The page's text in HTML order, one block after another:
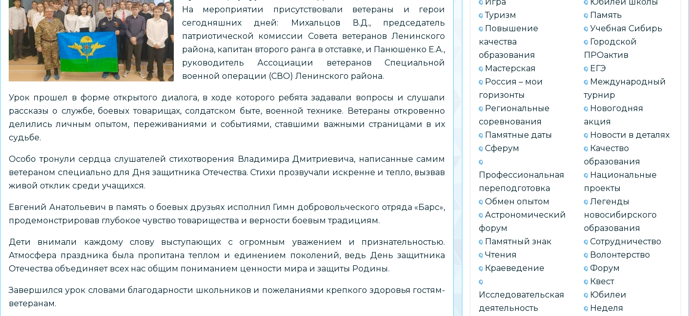
На мероприятии присутствовали ветераны и герои
сегодняшних дней: Михальцов В.Д., председатель
патриотической комиссии Совета ветеранов Ленинского
района, капитан второго ранга в отставке, и Панюшенко Е.А.,
руководитель Ассоциации ветеранов Специальной
военной операции (СВО) Ленинского района.
Урок прошел в форме открытого диалога, в ходе которого ребята задавали вопросы и слушали
рассказы о службе, боевых товарищах, солдатском быте, военной технике. Ветераны откровенно
делились личным опытом, переживаниями и событиями, ставшими важными страницами в их
судьбе.
Особо тронули сердца слушателей стихотворения Владимира Дмитриевича, написанные самим
ветераном специально для Дня защитника Отечества. Стихи прозвучали искренне и тепло, вызвав
живой отклик среди учащихся.
Евгений Анатольевич в память о боевых друзьях исполнил Гимн добровольческого отряда «Барс»,
продемонстрировав глубокое чувство товарищества и верности боевым традициям.
Дети внимали каждому слову выступающих с огромным уважением и признательностью.
Атмосфера праздника была пропитана теплом и единением поколений, ведь День защитника
Отечества объединяет всех нас общим пониманием ценности мира и защиты Родины.
Завершился урок словами благодарности школьников и пожеланиями крепкого здоровья гостям-
ветеранам.
Туризм
Повышение
качества
образования
Мастерская
Россия – мои
горизонты
Региональные
соревнования
Памятные даты
Сферум
Профессиональная
переподготовка
Обмен опытом
Астрономический
форум
Памятный знак
Чтения
Краеведение
Исследовательская
деятельность
Память
Учебная Сибирь
Городской
ПРОактив
ЕГЭ
Международный
турнир
Новогодняя
акция
Новости в деталях
Качество
образования
Национальные
проекты
Легенды
новосибирского
образования
Сотрудничество
Волонтерство
Форум
Квест
Юбилеи
Неделя